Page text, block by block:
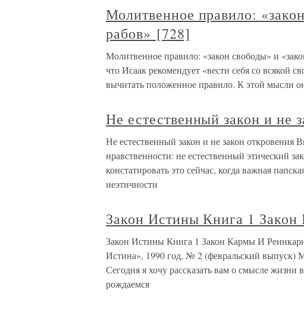
Молитвенное правило:
рабов» [728]
Молитвенное правило: «закон свободы» и
что Исаак рекомендует «вести себя со всякой
вычитать положенное правило. К этой мысли
Не естественный закон и не
Не естественный закон и не закон откровения
нравственности: не естественный этический
констатировать это сейчас, когда важная
неэтичности
Закон Истины Книга 1
Закон Истины Книга 1 Закон Кармы И
Истина», 1990 год, № 2 (февральский выпуск)
Сегодня я хочу рассказать вам о смысле
рождаемся